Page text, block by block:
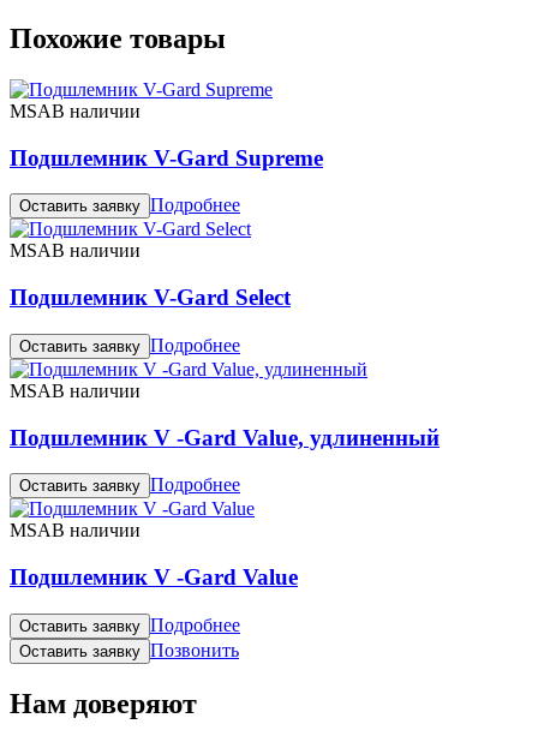
Похожие товары
MSAВ наличии
Подшлемник V-Gard Supreme
Оставить заявку Подробнее
MSAВ наличии
Подшлемник V-Gard Select
Оставить заявку Подробнее
MSAВ наличии
Подшлемник V -Gard Value, удлиненный
Оставить заявку Подробнее
MSAВ наличии
Подшлемник V -Gard Value
Оставить заявку Подробнее
Оставить заявку Позвонить
Нам доверяют